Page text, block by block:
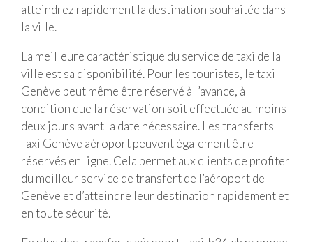
atteindrez rapidement la destination souhaitée dans
la ville.
La meilleure caractéristique du service de taxi de la
ville est sa disponibilité. Pour les touristes, le taxi
Genève peut même être réservé à l’avance, à
condition que la réservation soit effectuée au moins
deux jours avant la date nécessaire. Les transferts
Taxi Genève aéroport peuvent également être
réservés en ligne. Cela permet aux clients de profiter
du meilleur service de transfert de l’aéroport de
Genève et d’atteindre leur destination rapidement et
en toute sécurité.